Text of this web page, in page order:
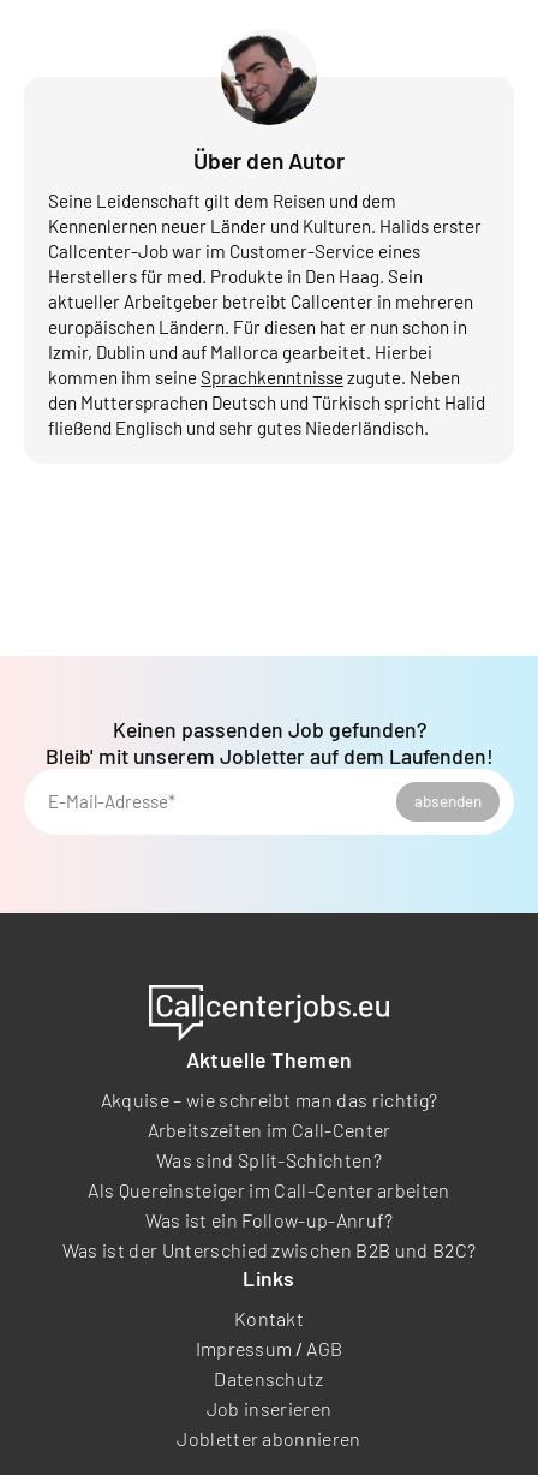
Über den Autor
Seine Leidenschaft gilt dem Reisen und dem
Kennenlernen neuer Länder und Kulturen. Halids erster
Callcenter-Job war im Customer-Service eines
Herstellers für med. Produkte in Den Haag. Sein
aktueller Arbeitgeber betreibt Callcenter in mehreren
europäischen Ländern. Für diesen hat er nun schon in
Izmir, Dublin und auf Mallorca gearbeitet. Hierbei
kommen ihm seineSprachkenntnissezugute. Neben
den Muttersprachen Deutsch und Türkisch spricht Halid
fließend Englisch und sehr gutes Niederländisch.
E-Mail-Adresse* absenden
Keinen passenden Job gefunden?
Bleib' mit unserem Jobletter auf dem Laufenden!
Aktuelle Themen
Akquise – wie schreibt man das richtig?
Arbeitszeiten im Call-Center
Was sind Split-Schichten?
Als Quereinsteiger im Call-Center arbeiten
Was ist ein Follow-up-Anruf?
Was ist der Unterschied zwischen B2B und B2C?
Links
Kontakt
Impressum / AGB
Datenschutz
Job inserieren
Jobletter abonnieren